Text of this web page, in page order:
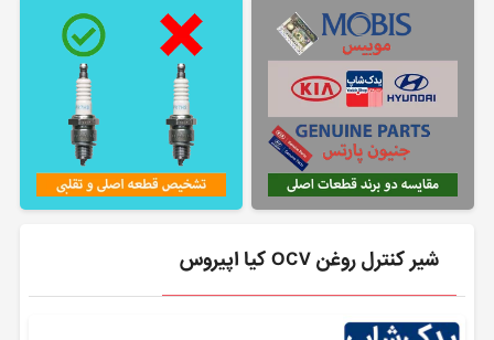
شیر کنترل روغن OCV کیا اپیروس